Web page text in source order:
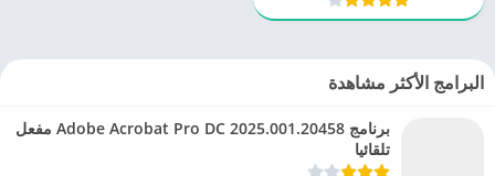
البرامج الأكثر مشاهدة
برنامج Adobe Acrobat Pro DC 2025.001.20458 مفعل
تلقائيا